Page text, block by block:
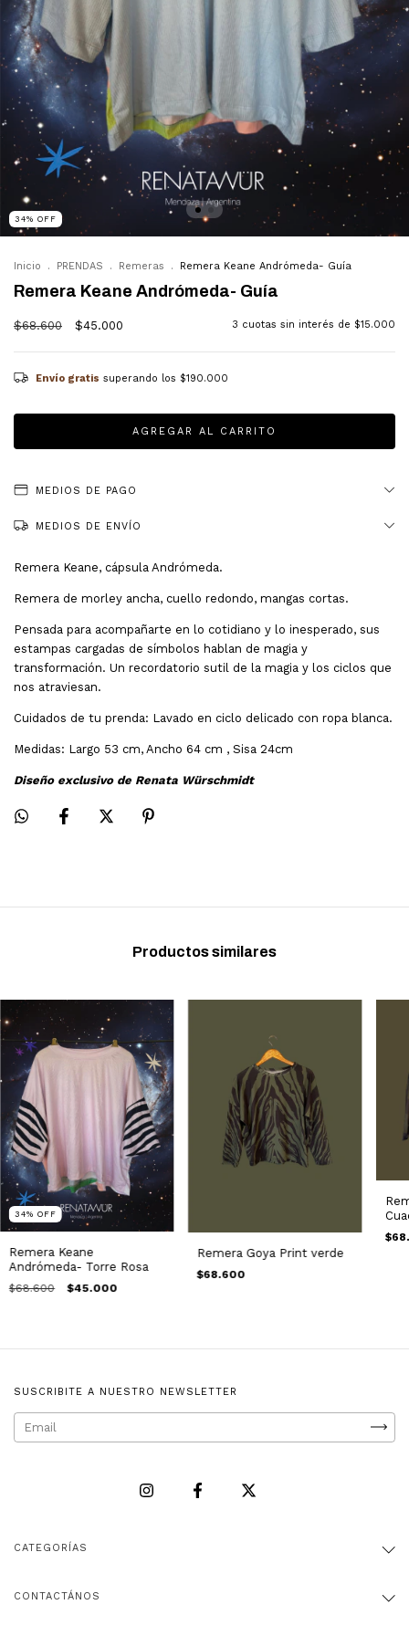
34% OFF
Inicio . PRENDAS . Remeras . Remera Keane Andrómeda- Guía
Remera Keane Andrómeda- Guía
$68.600 $45.000 3 cuotas sin interés de $15.000
Envío gratis superando los $190.000
MEDIOS DE PAGO
MEDIOS DE ENVÍO
Remera Keane, cápsula Andrómeda.
Remera de morley ancha, cuello redondo, mangas cortas.
Pensada para acompañarte en lo cotidiano y lo inesperado, sus
estampas cargadas de símbolos hablan de magia y
transformación. Un recordatorio sutil de la magia y los ciclos que
nos atraviesan.
Cuidados de tu prenda: Lavado en ciclo delicado con ropa blanca.
Medidas: Largo 53 cm, Ancho 64 cm , Sisa 24cm
Diseño exclusivo de Renata Würschmidt
Productos similares
34% OFF
Remera Keane
Andrómeda- Torre Rosa
$68.600 $45.000
Remera Goya Print verde
$68.600
SUSCRIBITE A NUESTRO NEWSLETTER
CATEGORÍAS
CONTACTÁNOS